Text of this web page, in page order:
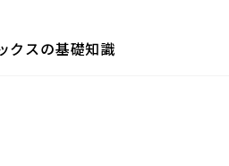
クスの基礎知識